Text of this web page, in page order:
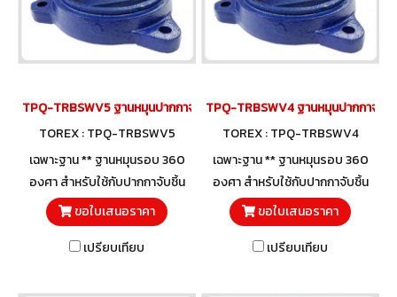
TPQ-TRBSWV5 ฐานหมุนปากกาจับชิ้นงาน 100 มม. (5")
TOREX : TPQ-TRBSWV5
เฉพาะฐาน ** ฐานหมุนรอบ 360
องศา สำหรับใช้กับปากกาจับชิ้น
งาน ปากกาจับเหล็ก TOREX
TPQ-TRBVFB Series
ขอใบเสนอราคา
เปรียบเทียบ
TPQ-TRBSWV4 ฐานหมุนปากกาจับ
TOREX : TPQ-TRBSWV4
เฉพาะฐาน ** ฐานหมุนรอบ 360
องศา สำหรับใช้กับปากกาจับชิ้น
งาน ปากกาจับเหล็ก TOREX
TPQ-TRBVFB Series
ขอใบเสนอราคา
เปรียบเทียบ